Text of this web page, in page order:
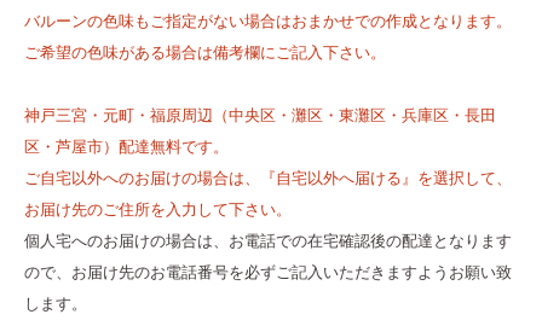
バルーンの色味もご指定がない場合はおまかせでの作成となります。
ご希望の色味がある場合は備考欄にご記入下さい。
神戸三宮・元町・福原周辺（中央区・灘区・東灘区・兵庫区・長田
区・芦屋市）配達無料です。
ご自宅以外へのお届けの場合は、『自宅以外へ届ける』を選択して、
お届け先のご住所を入力して下さい。
個人宅へのお届けの場合は、お電話での在宅確認後の配達となります
ので、お届け先のお電話番号を必ずご記入いただきますようお願い致
します。